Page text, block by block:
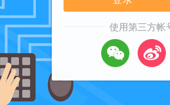
使用第三方帐